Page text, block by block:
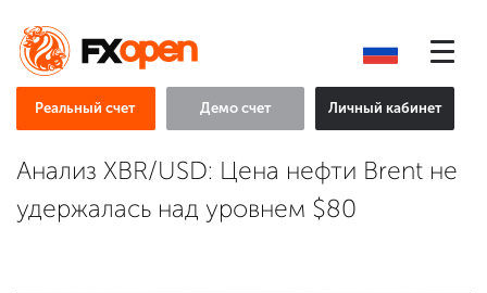
Реальный счет Демо счет Личный кабинет
Анализ XBR/USD: Цена нефти Brent не
удержалась над уровнем $80